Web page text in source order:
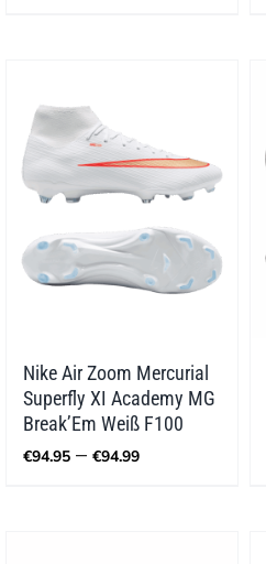
Nike Air Zoom Mercurial
Superfly XI Academy MG
Break’Em Weiß F100
€94.95 – €94.99Preisspanne: